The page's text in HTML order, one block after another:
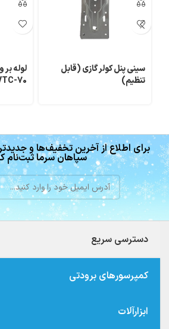
سینی پنل کولر گازی (قابل
تنظیم)
70
برای اطلاع از آخرین تخفیف‌ها و
سپاهان سرما ثبت‌نام
دسترسی سریع
کمپرسورهای برودتی
ابزارآلات